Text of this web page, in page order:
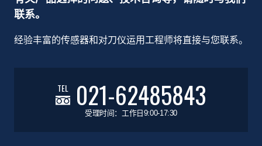
联系。
经验丰富的传感器和对刀仪运用工程师将直接与您联系。
TEL 021-62485843
受理时间：工作日9:00-17:30